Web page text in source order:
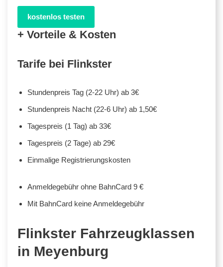
kostenlos testen
+ Vorteile & Kosten
Tarife bei Flinkster
Stundenpreis Tag (2-22 Uhr) ab 3€
Stundenpreis Nacht (22-6 Uhr) ab 1,50€
Tagespreis (1 Tag) ab 33€
Tagespreis (2 Tage) ab 29€
Einmalige Registrierungskosten
Anmeldegebühr ohne BahnCard 9 €
Mit BahnCard keine Anmeldegebühr
Flinkster Fahrzeugklassen
in Meyenburg